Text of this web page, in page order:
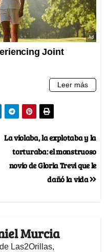
La violaba, la explotaba y la
torturaba: el monstruoso
novio de Gloria Trevi que le
dañó la vida
Murcia
Las2Orillas,